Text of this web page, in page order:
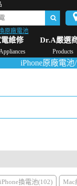
原廠電池
維修 Dr.A嚴選
Products
格 Mac Mini維修/價格
原廠電池/螢幕大降
iPhone換電池(102) Mac